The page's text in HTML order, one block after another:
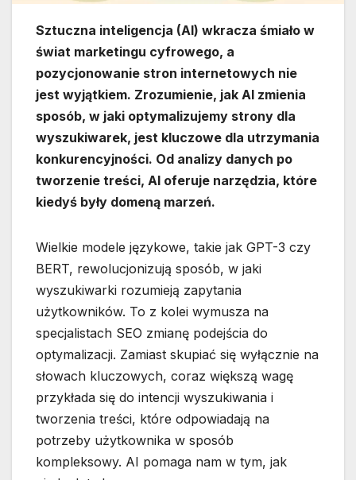
Sztuczna inteligencja (AI) wkracza śmiało w
świat marketingu cyfrowego, a
pozycjonowanie stron internetowych nie
jest wyjątkiem. Zrozumienie, jak AI zmienia
sposób, w jaki optymalizujemy strony dla
wyszukiwarek, jest kluczowe dla utrzymania
konkurencyjności. Od analizy danych po
tworzenie treści, AI oferuje narzędzia, które
kiedyś były domeną marzeń.
Wielkie modele językowe, takie jak GPT-3 czy
BERT, rewolucjonizują sposób, w jaki
wyszukiwarki rozumieją zapytania
użytkowników. To z kolei wymusza na
specjalistach SEO zmianę podejścia do
optymalizacji. Zamiast skupiać się wyłącznie na
słowach kluczowych, coraz większą wagę
przykłada się do intencji wyszukiwania i
tworzenia treści, które odpowiadają na
potrzeby użytkownika w sposób
kompleksowy. AI pomaga nam w tym, jak